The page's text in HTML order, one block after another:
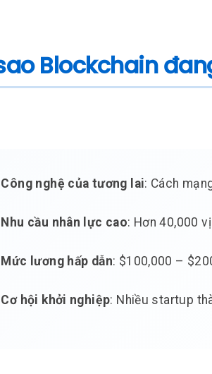
Blockchain
Công nghệ của tương lai: Cách
Nhu cầu nhân lực cao: Hơn 40,000
Mức lương hấp dẫn: $100,000 –
Cơ hội khởi nghiệp: Nhiều startup